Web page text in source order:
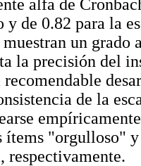
alfa de
de 0.82 para la
muestran un
la precisión del
recomendable
de la
ítems "orgulloso"
respectivamente.